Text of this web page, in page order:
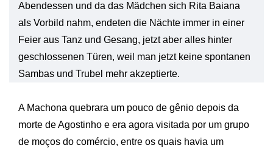
Abendessen und da das Mädchen sich Rita Baiana
als Vorbild nahm, endeten die Nächte immer in einer
Feier aus Tanz und Gesang, jetzt aber alles hinter
geschlossenen Türen, weil man jetzt keine spontanen
Sambas und Trubel mehr akzeptierte.
A Machona quebrara um pouco de gênio depois da
morte de Agostinho e era agora visitada por um grupo
de moços do comércio, entre os quais havia um